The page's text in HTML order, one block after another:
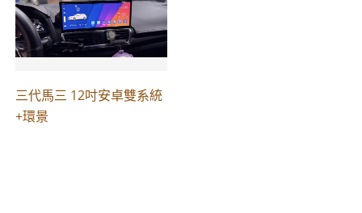
三代馬三 12吋安卓雙系統
+環景